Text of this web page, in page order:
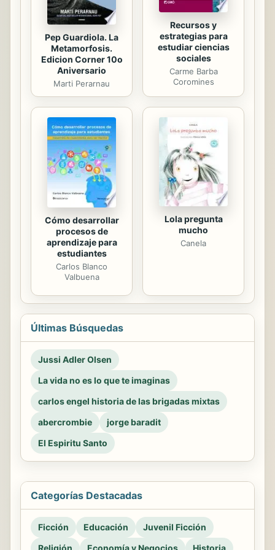
Pep Guardiola. La
Metamorfosis.
Edicion Corner 10o
Aniversario
Marti Perarnau
Recursos y
estrategias para
estudiar ciencias
sociales
Carme Barba
Coromines
Cómo desarrollar
procesos de
aprendizaje para
estudiantes
Carlos Blanco
Valbuena
Lola pregunta
mucho
Canela
Últimas Búsquedas
Jussi Adler Olsen
La vida no es lo que te imaginas
carlos engel historia de las brigadas mixtas
abercrombie
jorge baradit
El Espiritu Santo
Categorías Destacadas
Ficción Educación
Juvenil Ficción